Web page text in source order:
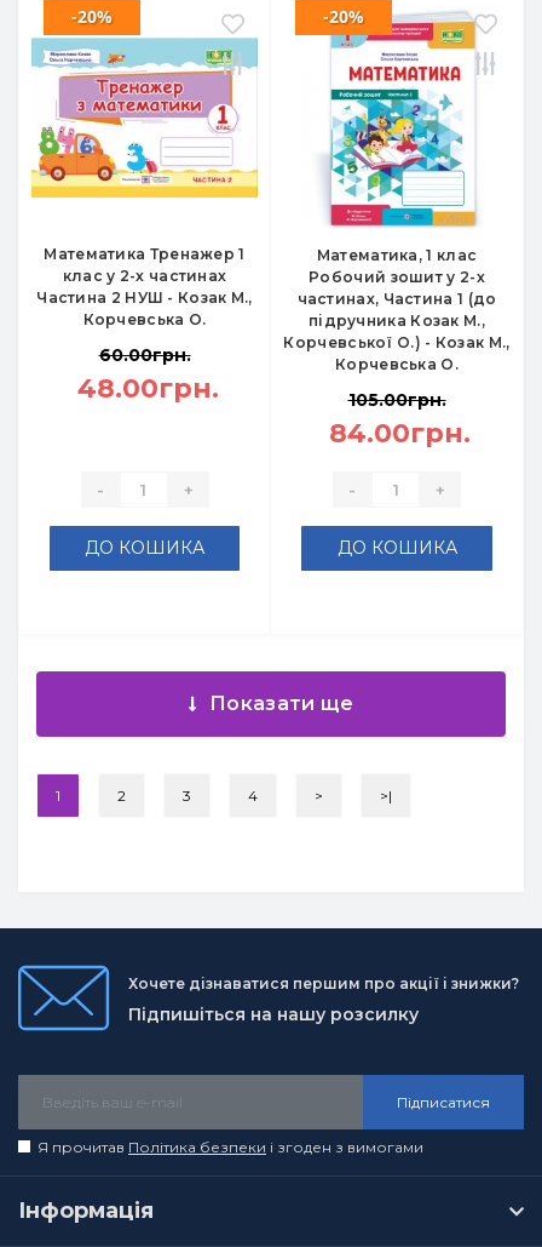
Математика Тренажер 1
клас у 2-х частинах
Частина 2 НУШ - Козак М.,
Корчевська О.
-20%
60.00грн.
48.00грн.
- +
ДО КОШИКА
Математика, 1 клас
Робочий зошит у 2-х
частинах, Частина 1 (до
підручника Козак М.,
Корчевської О.) - Козак М.,
Корчевська О.
-20%
105.00грн.
84.00грн.
- +
ДО КОШИКА
Показати ще
1 2 3 4 > >|
Хочете дізнаватися першим про акції і знижки?
Підпишіться на нашу розсилку
Підписатися
Я прочитав Політика безпеки і згоден з вимогами
Інформація